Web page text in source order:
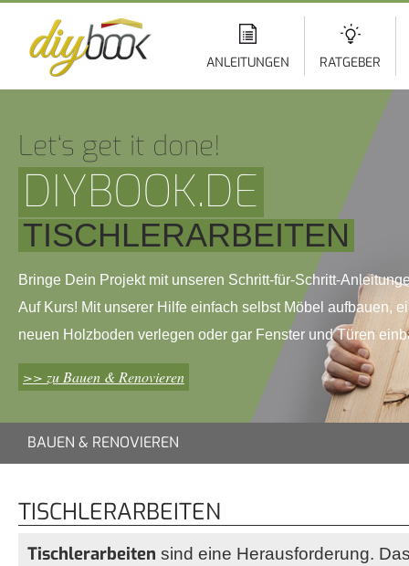
ANLEITUNGEN RATGEBER
Let‘s get it done!
DIYBOOK.DE
TISCHLERARBEITEN
Bringe Dein Projekt mit unseren Schritt-für-Schritt-
Auf Kurs! Mit unserer Hilfe einfach selbst Möbel aufbauen,
neuen Holzboden verlegen oder gar Fenster und Türen
>> zu Bauen & Renovieren
BAUEN & RENOVIEREN
TISCHLERARBEITEN
Tischlerarbeiten sind eine Herausforderung.